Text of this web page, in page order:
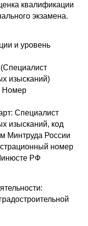
квалификации
экзамена.
и уровень
изысканий)
Номер
Специалист
изысканий, код
Минтруда России
номер
РФ